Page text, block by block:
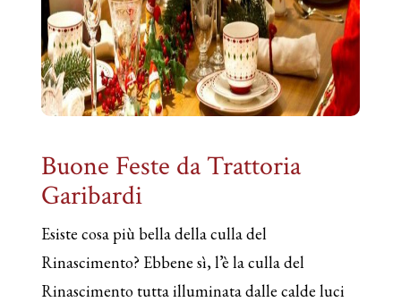
Buone Feste da Trattoria
Garibardi
Esiste cosa più bella della culla del
Rinascimento? Ebbene sì, l’è la culla del
Rinascimento tutta illuminata dalle calde luci